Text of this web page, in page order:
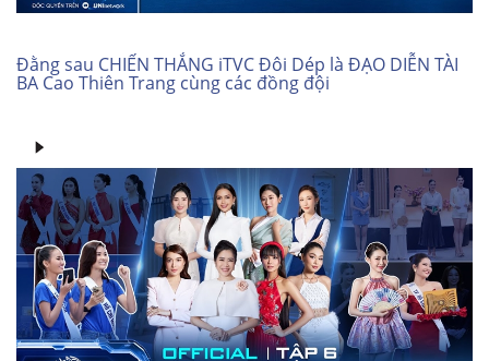
Đằng sau CHIẾN THẮNG iTVC Đôi Dép là ĐẠO DIỄN TÀI
BA Cao Thiên Trang cùng các đồng đội